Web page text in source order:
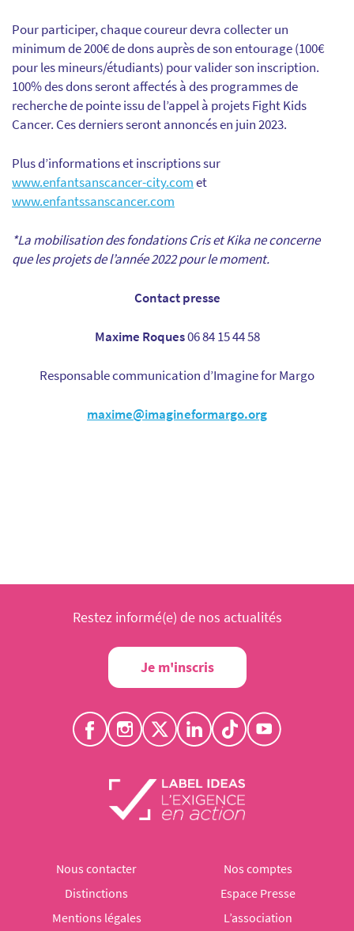
Pour participer, chaque coureur devra collecter un
minimum de 200€ de dons auprès de son entourage (100€
pour les mineurs/étudiants) pour valider son inscription.
100% des dons seront affectés à des programmes de
recherche de pointe issu de l’appel à projets Fight Kids
Cancer. Ces derniers seront annoncés en juin 2023.
Plus d’informations et inscriptions sur
www.enfantsanscancer-city.comet
www.enfantssanscancer.com
*La mobilisation des fondations Cris et Kika ne concerne
que les projets de l’année 2022 pour le moment.
Contact presse
Maxime Roques06 84 15 44 58
Responsable communication d’Imagine for Margo
maxime@imagineformargo.org
Restez informé(e) de nos actualités
Je m'inscris
Nous contacter
Nos comptes
Distinctions
Espace Presse
Mentions légales
L’association